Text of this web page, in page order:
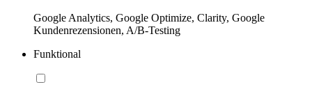
Google Analytics, Google Optimize, Clarity, Google
Kundenrezensionen, A/B-Testing
Funktional